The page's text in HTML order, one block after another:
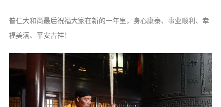
普仁大和尚最后祝福大家在新的一年里，身心康泰、事业顺利、幸
福美满、平安吉祥！